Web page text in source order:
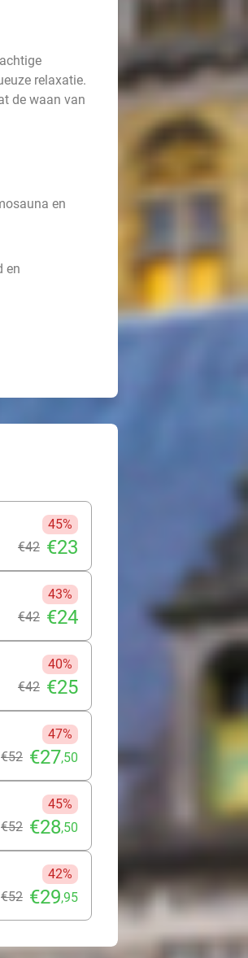
relaxatie.
de waan van
en
en
45%
€42 €23
43%
€42 €24
40%
€42 €25
47%
€52 €27,50
45%
€52 €28,50
42%
€52 €29,95